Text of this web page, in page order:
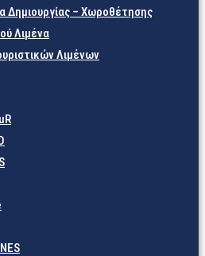
Δημιουργίας – Χωροθέτησης
Λιμένα
Λιμένων